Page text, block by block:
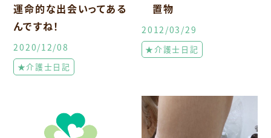
運命的な出会いってある
んですね！
2020/12/08
★介護士日記
置物
2012/03/29
★介護士日記